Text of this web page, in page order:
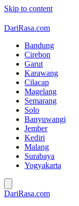
Skip to content
DariRasa.com
Bandung
Cirebon
Garut
Karawang
Cilacap
Magelang
Semarang
Solo
Banyuwangi
Jember
Kediri
Malang
Surabaya
Yogyakarta
DariRasa.com